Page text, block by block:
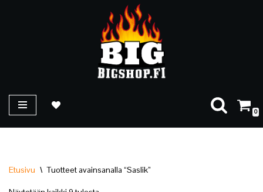
0
Etusivu \ Tuotteet avainsanalla “Saslik”